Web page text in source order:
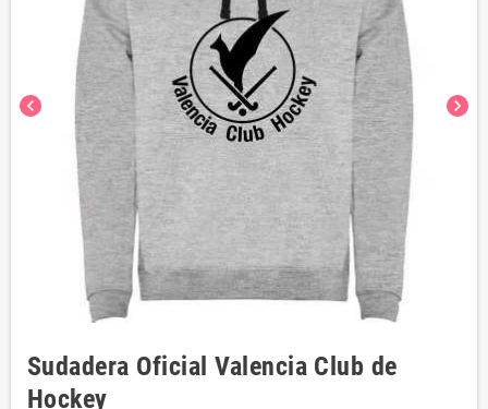
chevron_left chevron_right
Sudadera Oficial Valencia Club de
Hockey